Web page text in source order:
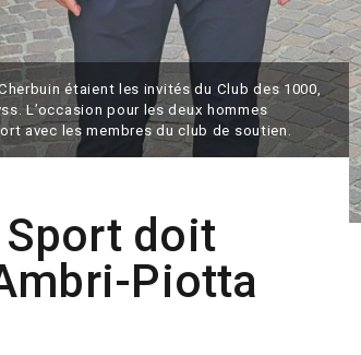
étaient les invités du Club des 1000,
L’occasion pour les deux hommes
avec les membres du club de soutien.
Sport doit
Piotta